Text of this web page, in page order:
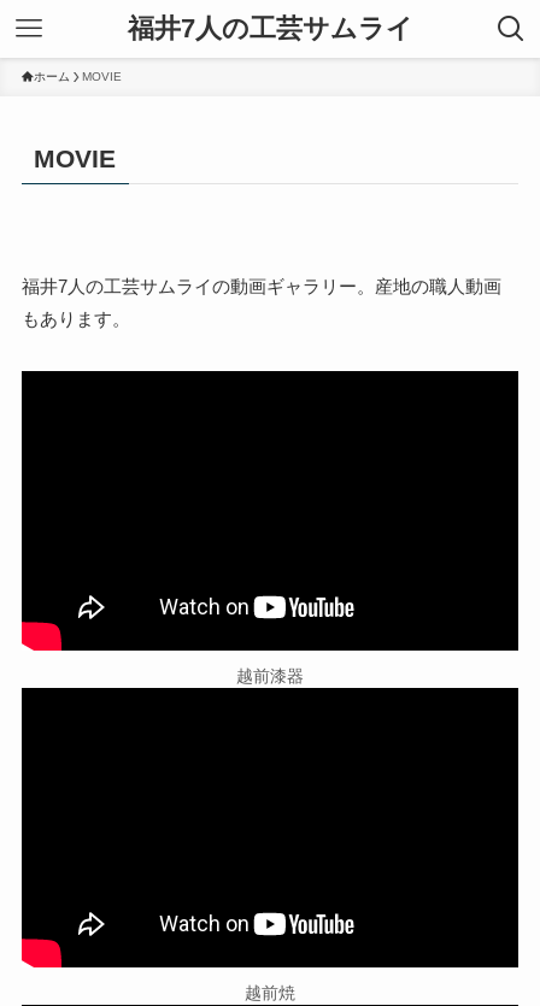
福井7人の工芸サムライ
ホーム MOVIE
MOVIE
福井7人の工芸サムライの動画ギャラリー。産地の職人動画
もあります。
越前漆器
越前焼